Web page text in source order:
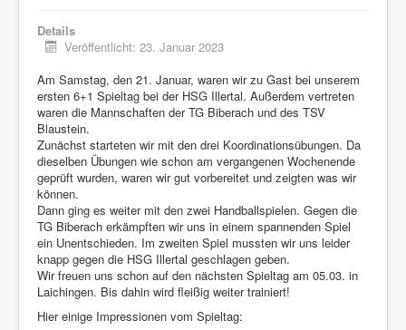
Details
Veröffentlicht: 23. Januar 2023
Am Samstag, den 21. Januar, waren wir zu Gast bei unserem
ersten 6+1 Spieltag bei der HSG Illertal. Außerdem vertreten
waren die Mannschaften der TG Biberach und des TSV
Blaustein.
Zunächst starteten wir mit den drei Koordinationsübungen. Da
dieselben Übungen wie schon am vergangenen Wochenende
geprüft wurden, waren wir gut vorbereitet und zeigten was wir
können.
Dann ging es weiter mit den zwei Handballspielen. Gegen die
TG Biberach erkämpften wir uns in einem spannenden Spiel
ein Unentschieden. Im zweiten Spiel mussten wir uns leider
knapp gegen die HSG Illertal geschlagen geben.
Wir freuen uns schon auf den nächsten Spieltag am 05.03. in
Laichingen. Bis dahin wird fleißig weiter trainiert!
Hier einige Impressionen vom Spieltag: